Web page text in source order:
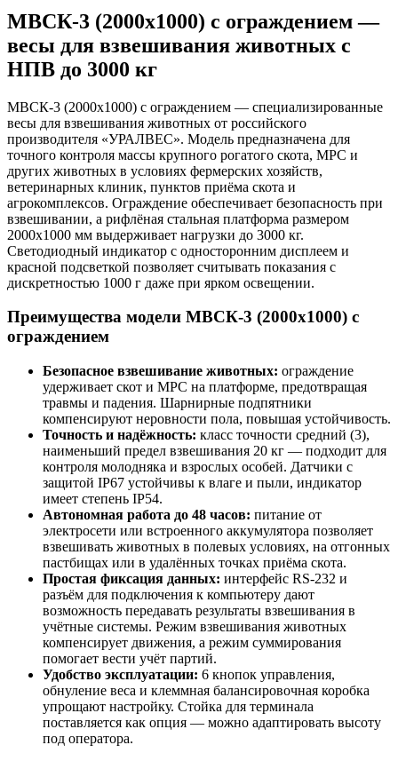
МВСК-3 (2000х1000) с ограждением —
весы для взвешивания животных с
НПВ до 3000 кг
МВСК-3 (2000х1000) с ограждением — специализированные
весы для взвешивания животных от российского
производителя «УРАЛВЕС». Модель предназначена для
точного контроля массы крупного рогатого скота, МРС и
других животных в условиях фермерских хозяйств,
ветеринарных клиник, пунктов приёма скота и
агрокомплексов. Ограждение обеспечивает безопасность при
взвешивании, а рифлёная стальная платформа размером
2000х1000 мм выдерживает нагрузки до 3000 кг.
Светодиодный индикатор с односторонним дисплеем и
красной подсветкой позволяет считывать показания с
дискретностью 1000 г даже при ярком освещении.
Преимущества модели МВСК-3 (2000х1000) с
ограждением
Безопасное взвешивание животных: ограждение
удерживает скот и МРС на платформе, предотвращая
травмы и падения. Шарнирные подпятники
компенсируют неровности пола, повышая устойчивость.
Точность и надёжность: класс точности средний (3),
наименьший предел взвешивания 20 кг — подходит для
контроля молодняка и взрослых особей. Датчики с
защитой IP67 устойчивы к влаге и пыли, индикатор
имеет степень IP54.
Автономная работа до 48 часов: питание от
электросети или встроенного аккумулятора позволяет
взвешивать животных в полевых условиях, на отгонных
пастбищах или в удалённых точках приёма скота.
Простая фиксация данных: интерфейс RS-232 и
разъём для подключения к компьютеру дают
возможность передавать результаты взвешивания в
учётные системы. Режим взвешивания животных
компенсирует движения, а режим суммирования
помогает вести учёт партий.
Удобство эксплуатации: 6 кнопок управления,
обнуление веса и клеммная балансировочная коробка
упрощают настройку. Стойка для терминала
поставляется как опция — можно адаптировать высоту
под оператора.